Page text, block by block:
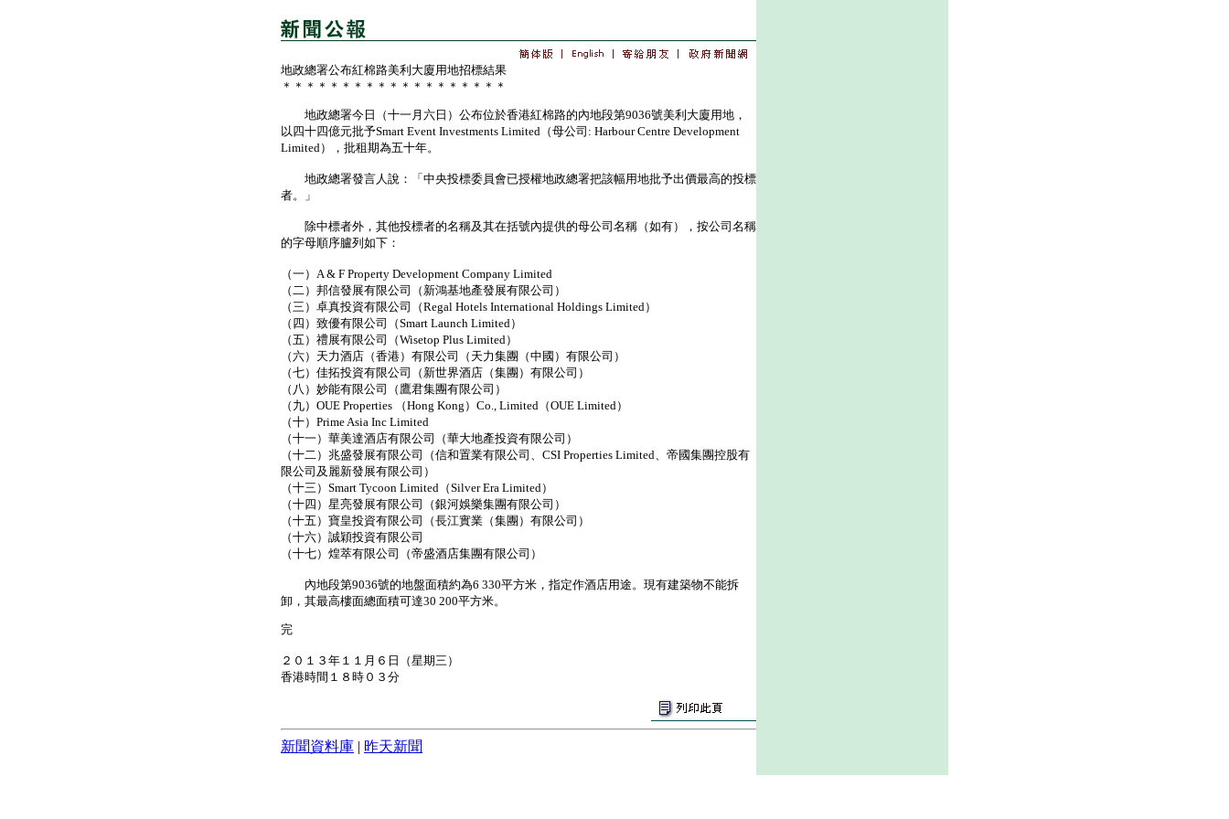
地政總署公布紅棉路美利大廈用地招標結果
＊＊＊＊＊＊＊＊＊＊＊＊＊＊＊＊＊＊＊
地政總署今日（十一月六日）公布位於香港紅棉路的內地段第9036號美利大廈用地，
以四十四億元批予Smart Event Investments Limited（母公司: Harbour Centre Development
Limited），批租期為五十年。
地政總署發言人說：「中央投標委員會已授權地政總署把該幅用地批予出價最高的投標
者。」
除中標者外，其他投標者的名稱及其在括號內提供的母公司名稱（如有），按公司名稱
的字母順序臚列如下：
（一）A & F Property Development Company Limited
（二）邦信發展有限公司（新鴻基地產發展有限公司）
（三）卓真投資有限公司（Regal Hotels International Holdings Limited）
（四）致優有限公司（Smart Launch Limited）
（五）禮展有限公司（Wisetop Plus Limited）
（六）天力酒店（香港）有限公司（天力集團（中國）有限公司）
（七）佳拓投資有限公司（新世界酒店（集團）有限公司）
（八）妙能有限公司（鷹君集團有限公司）
（九）OUE Properties （Hong Kong）Co., Limited（OUE Limited）
（十）Prime Asia Inc Limited
（十一）華美達酒店有限公司（華大地產投資有限公司）
（十二）兆盛發展有限公司（信和置業有限公司、CSI Properties Limited、帝國集團控股有
限公司及麗新發展有限公司）
（十三）Smart Tycoon Limited（Silver Era Limited）
（十四）星亮發展有限公司（銀河娛樂集團有限公司）
（十五）寶皇投資有限公司（長江實業（集團）有限公司）
（十六）誠穎投資有限公司
（十七）煌萃有限公司（帝盛酒店集團有限公司）
內地段第9036號的地盤面積約為6 330平方米，指定作酒店用途。現有建築物不能拆
卸，其最高樓面總面積可達30 200平方米。
完
２０１３年１１月６日（星期三）
香港時間１８時０３分
新聞資料庫 | 昨天新聞